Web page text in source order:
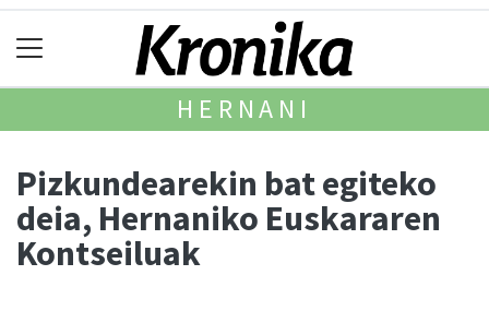
HERNANI
Pizkundearekin bat egiteko
deia, Hernaniko Euskararen
Kontseiluak